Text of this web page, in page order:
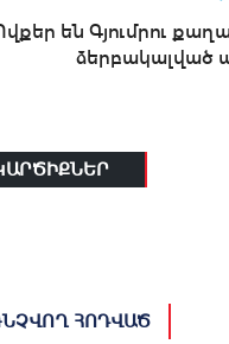
են Գյումրու
ձերբակալված
ՀՈԴՎԱԾ